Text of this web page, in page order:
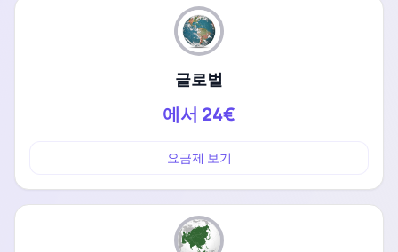
글로벌
에서 24€
요금제 보기